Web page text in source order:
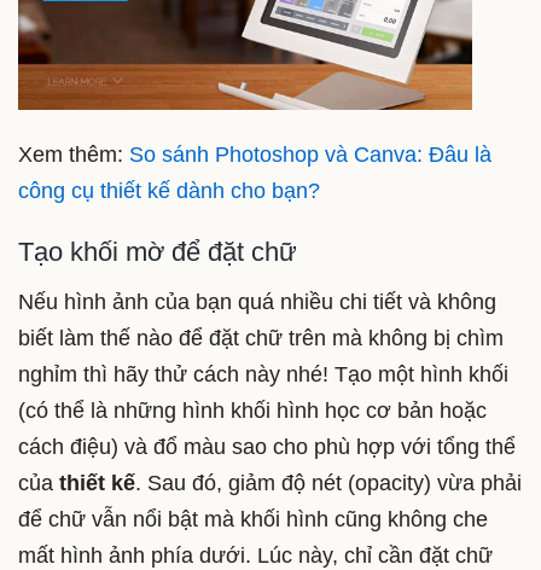
Xem thêm: So sánh Photoshop và Canva: Đâu là
công cụ thiết kế dành cho bạn?
Tạo khối mờ để đặt chữ
Nếu hình ảnh của bạn quá nhiều chi tiết và không
biết làm thế nào để đặt chữ trên mà không bị chìm
nghỉm thì hãy thử cách này nhé! Tạo một hình khối
(có thể là những hình khối hình học cơ bản hoặc
cách điệu) và đổ màu sao cho phù hợp với tổng thể
của thiết kế. Sau đó, giảm độ nét (opacity) vừa phải
để chữ vẫn nổi bật mà khối hình cũng không che
mất hình ảnh phía dưới. Lúc này, chỉ cần đặt chữ